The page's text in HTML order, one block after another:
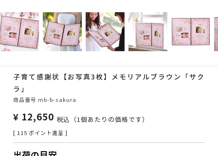
子育て感謝状【お写真3枚】メモリアルブラウン「サク
ラ」
商品番号 mb-b-sakura
¥ 12,650 税込 （1個あたりの価格です）
[ 115 ポイント進呈 ]